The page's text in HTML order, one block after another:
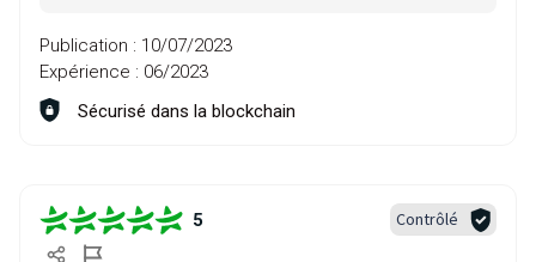
Publication : 10/07/2023
Expérience : 06/2023
Sécurisé dans la blockchain
5 Contrôlé